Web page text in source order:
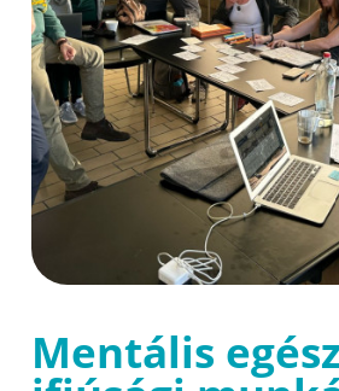
Mentális